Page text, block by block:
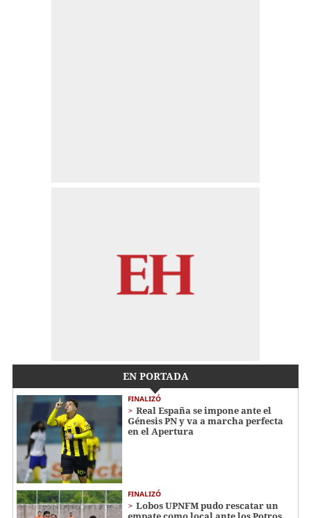
EN PORTADA
FINALIZÓ
Real España se impone ante el
Génesis PN y va a marcha perfecta
en el Apertura
FINALIZÓ
Lobos UPNFM pudo rescatar un